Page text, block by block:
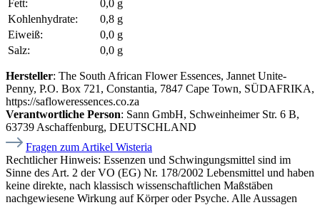
Fett:
0,0 g
Kohlenhydrate:
0,8 g
Eiweiß:
0,0 g
Salz:
0,0 g
Hersteller: The South African Flower Essences, Jannet Unite-
Penny, P.O. Box 721, Constantia, 7847 Cape Town, SÜDAFRIKA,
https://safloweressences.co.za
Verantwortliche Person: Sann GmbH, Schweinheimer Str. 6 B,
63739 Aschaffenburg, DEUTSCHLAND
Fragen zum Artikel Wisteria
Rechtlicher Hinweis: Essenzen und Schwingungsmittel sind im
Sinne des Art. 2 der VO (EG) Nr. 178/2002 Lebensmittel und haben
keine direkte, nach klassisch wissenschaftlichen Maßstäben
nachgewiesene Wirkung auf Körper oder Psyche. Alle Aussagen